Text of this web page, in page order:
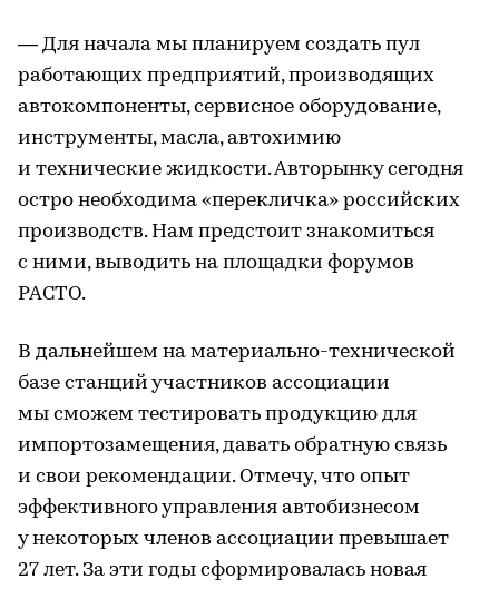
— Для начала мы планируем создать пул
работающих предприятий, производящих
автокомпоненты, сервисное оборудование,
инструменты, масла, автохимию
и технические жидкости. Авторынку сегодня
остро необходима «перекличка» российских
производств. Нам предстоит знакомиться
с ними, выводить на площадки форумов
РАСТО.
В дальнейшем на материально-технической
базе станций участников ассоциации
мы сможем тестировать продукцию для
импортозамещения, давать обратную связь
и свои рекомендации. Отмечу, что опыт
эффективного управления автобизнесом
у некоторых членов ассоциации превышает
27 лет. За эти годы сформировалась новая